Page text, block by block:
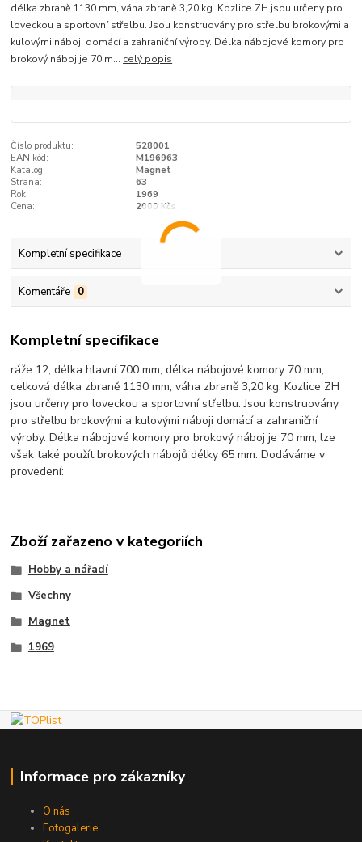
délka zbraně 1130 mm, váha zbraně 3,20 kg. Kozlice ZH jsou určeny pro
loveckou a sportovní střelbu. Jsou konstruovány pro střelbu brokovými a
kulovými náboji domácí a zahraniční výroby. Délka nábojové komory pro
brokový náboj je 70 m... celý popis
Číslo produktu:
528001
EAN kód:
M196963
Katalog:
Magnet
Strana:
63
Rok:
1969
Cena:
2000 Kčs
Kompletní specifikace
Komentáře 0
Kompletní specifikace
ráže 12, délka hlavní 700 mm, délka nábojové komory 70 mm,
celková délka zbraně 1130 mm, váha zbraně 3,20 kg. Kozlice ZH
jsou určeny pro loveckou a sportovní střelbu. Jsou konstruovány
pro střelbu brokovými a kulovými náboji domácí a zahraniční
výroby. Délka nábojové komory pro brokový náboj je 70 mm, lze
však také použít brokových nábojů délky 65 mm. Dodáváme v
provedení:
Zboží zařazeno v kategoriích
Hobby a nářadí
Všechny
Magnet
1969
Informace pro zákazníky
O nás
Fotogalerie